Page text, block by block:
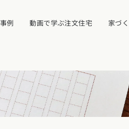
例 動画で学ぶ注文住宅 家づ
イベント・